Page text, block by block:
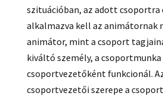
szituációban, az adott csoportra
alkalmazva kell az animátornak
animátor, mint a csoport
kiváltó személy, a
csoportvezetőként funkcionál.
csoportvezetői szerepe a